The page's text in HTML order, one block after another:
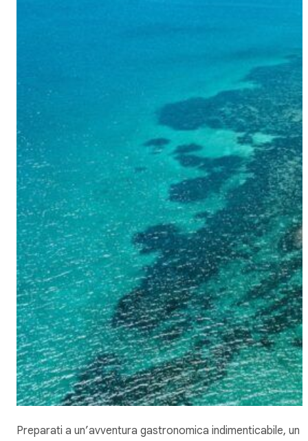
Preparati a un’avventura gastronomica indimenticabile, un